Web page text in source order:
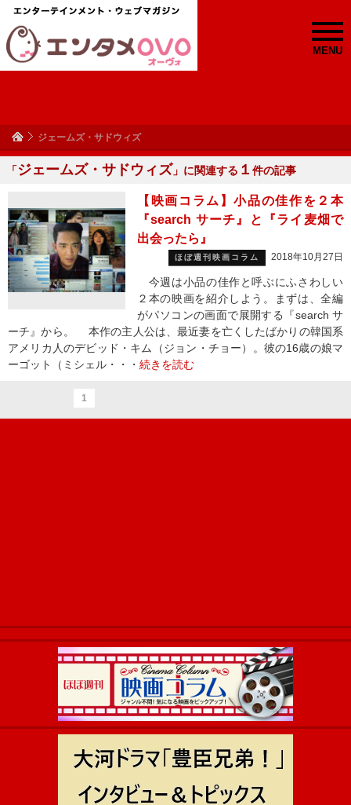
MENU
ジェームズ・サドウィズ
「ジェームズ・サドウィズ 」に関連する １ 件の記事
【映画コラム】小品の佳作を２本
『search サーチ』と『ライ麦畑で
出会ったら』
ほぼ週刊映画コラム 2018年10月27日
今週は小品の佳作と呼ぶにふさわしい
２本の映画を紹介しよう。まずは、全編
がパソコンの画面で展開する『search サ
ーチ』から。 本作の主人公は、最近妻を亡くしたばかりの韓国系
アメリカ人のデビッド・キム（ジョン・チョー）。彼の16歳の娘マ
ーゴット（ミシェル・・・ 続きを読む
1